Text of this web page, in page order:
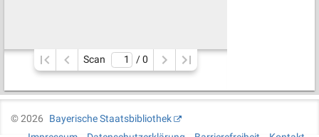
Scan / 0
©2026
Bayerische Staatsbibliothek